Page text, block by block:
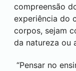
compreensão
experiência do
corpos, sejam
da natureza ou
“Pensar no